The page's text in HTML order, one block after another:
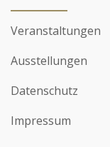
Veranstaltungen
Ausstellungen
Datenschutz
Impressum